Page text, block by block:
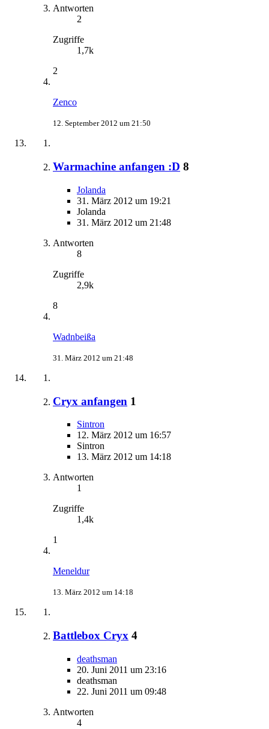
Antworten
2
Zugriffe
1,7k
2
Zenco
12. September 2012 um 21:50
Warmachine anfangen :D 8
Jolanda
31. März 2012 um 19:21
Jolanda
31. März 2012 um 21:48
Antworten
8
Zugriffe
2,9k
8
Wadnbeißa
31. März 2012 um 21:48
Cryx anfangen 1
Sintron
12. März 2012 um 16:57
Sintron
13. März 2012 um 14:18
Antworten
1
Zugriffe
1,4k
1
Meneldur
13. März 2012 um 14:18
Battlebox Cryx 4
deathsman
20. Juni 2011 um 23:16
deathsman
22. Juni 2011 um 09:48
Antworten
4